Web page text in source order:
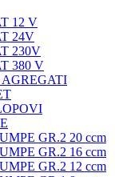
12 V
24V
230V
380 V
GR.2 20 ccm
GR.2 16 ccm
GR.2 12 ccm